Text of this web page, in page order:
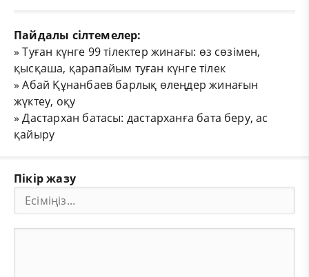
Пайдалы сілтемелер:
»Туған күнге 99 тілектер жинағы: өз сөзімен,
қысқаша, қарапайым туған күнге тілек
»Абай Құнанбаев барлық өлеңдер жинағын
жүктеу, оқу
»Дастархан батасы: дастарханға бата беру, ас
қайыру
Пікір жазу